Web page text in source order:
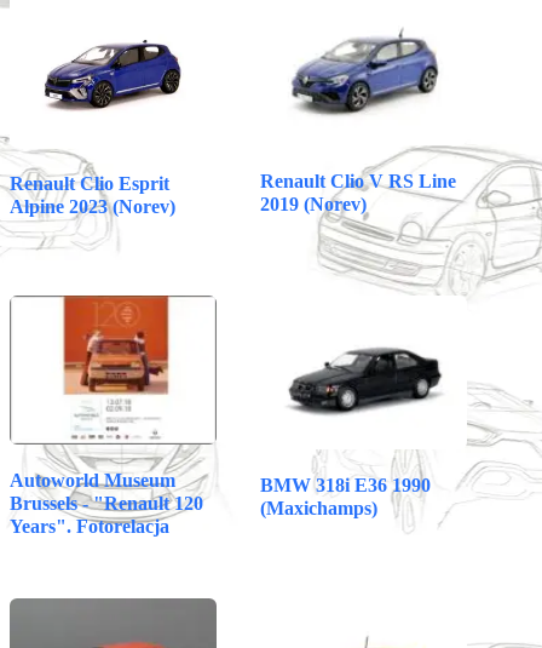
pp
Renault Clio Esprit
Alpine 2023 (Norev)
Renault Clio V RS Line
2019 (Norev)
Autoworld Museum
Brussels - "Renault 120
Years". Fotorelacja
BMW 318i E36 1990
(Maxichamps)